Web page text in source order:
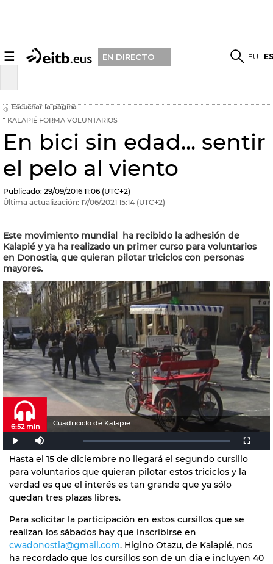
☰ EN DIRECTO EU
Escuchar la página
KALAPIÉ FORMA VOLUNTARIOS
En bici sin edad... sentir
el pelo al viento
Publicado: 29/09/2016 11:06 (UTC+2)
Última actualización: 17/06/2021 15:14 (UTC+2)
Este movimiento mundial ha recibido la adhesión de
Kalapié y ya ha realizado un primer curso para voluntarios
en Donostia, que quieran pilotar triciclos con personas
mayores.
Cuadriciclo de Kalapie
6:52 min
Hasta el 15 de diciembre no llegará el segundo cursillo
para voluntarios que quieran pilotar estos triciclos y la
verdad es que el interés es tan grande que ya sólo
quedan tres plazas libres.
Para solicitar la participación en estos cursillos que se
realizan los sábados hay que inscribirse en
cwadonostia@gmail.com. Higino Otazu, de Kalapié, nos
ha recordado que los cursillos son de un día e incluyen 40